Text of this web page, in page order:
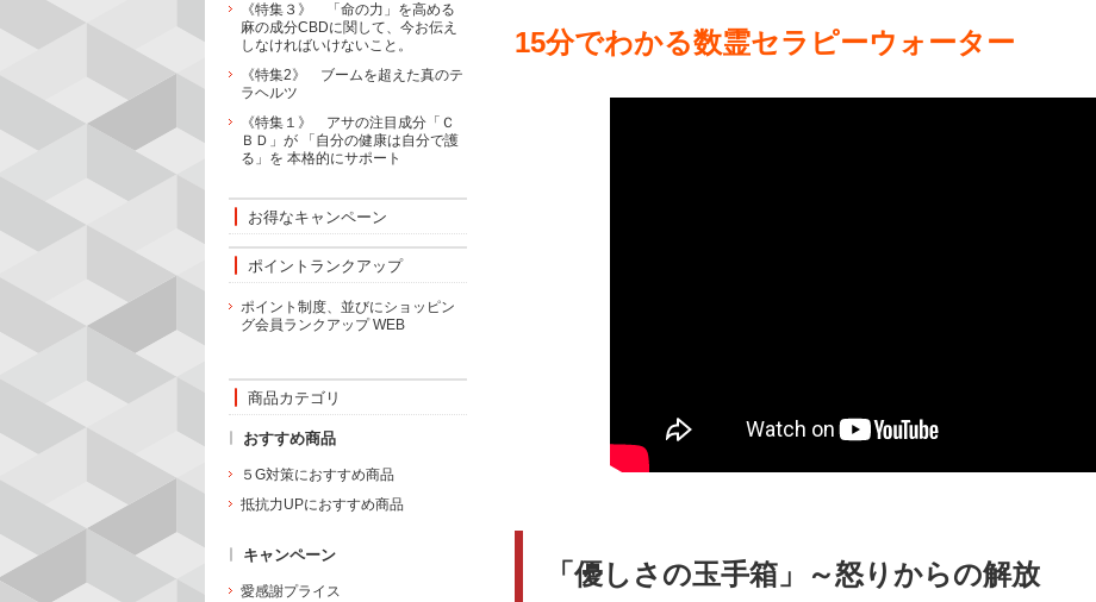
15分でわかる数霊セラピーウォーター
「優しさの玉手箱」～怒りからの解放
《特集３》 「命の力」を高める
麻の成分CBDに関して、今お伝え
しなければいけないこと。
《特集2》 ブームを超えた真のテ
ラヘルツ
《特集１》 アサの注目成分「Ｃ
ＢＤ」が 「自分の健康は自分で護
る」を 本格的にサポート
お得なキャンペーン
ポイントランクアップ
ポイント制度、並びにショッピン
グ会員ランクアップ WEB
商品カテゴリ
おすすめ商品
５G対策におすすめ商品
抵抗力UPにおすすめ商品
キャンペーン
愛感謝プライス